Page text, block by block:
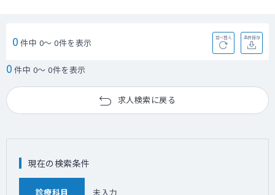
0 件中 0～ 0件を表示 並べ替え 条件保存
0 件中 0～ 0件を表示
求人検索に戻る
現在の検索条件
診療科目 未入力